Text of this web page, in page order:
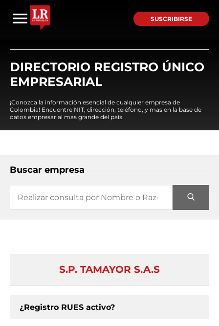
SUSCRIBIRSE
DIRECTORIO REGISTRO ÚNICO
EMPRESARIAL
¡Conozca la información esencial de cualquier empresa de
Colombia! Encuentre NIT, dirección, teléfono, y mas en la base de
datos empresarial mas grande del país.
Buscar empresa
S.P. TAMAYOR S.A.S
¿Registro RUES activo?